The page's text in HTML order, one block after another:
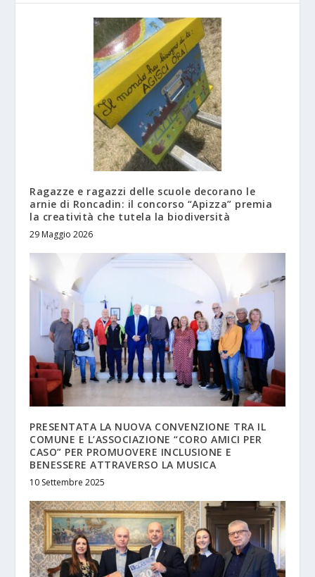
Ragazze e ragazzi delle scuole decorano le
arnie di Roncadin: il concorso “Apizza” premia
la creatività che tutela la biodiversità
29 Maggio 2026
PRESENTATA LA NUOVA CONVENZIONE TRA IL
COMUNE E L’ASSOCIAZIONE “CORO AMICI PER
CASO” PER PROMUOVERE INCLUSIONE E
BENESSERE ATTRAVERSO LA MUSICA
10 Settembre 2025